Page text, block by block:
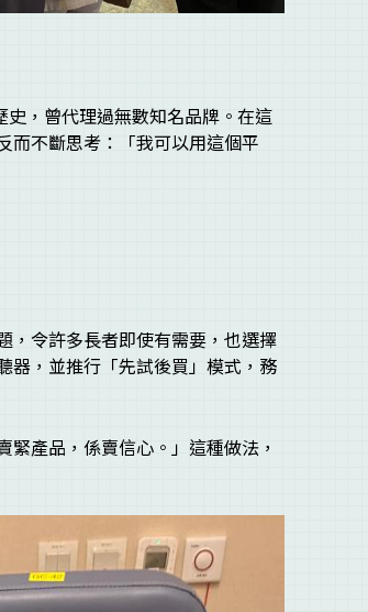
，曾代理過無數知名品牌。在這
而不斷思考：「我可以用這個平
，令許多長者即使有需要，也選擇
器，並推行「先試後買」模式，務
緊產品，係賣信心。」這種做法，